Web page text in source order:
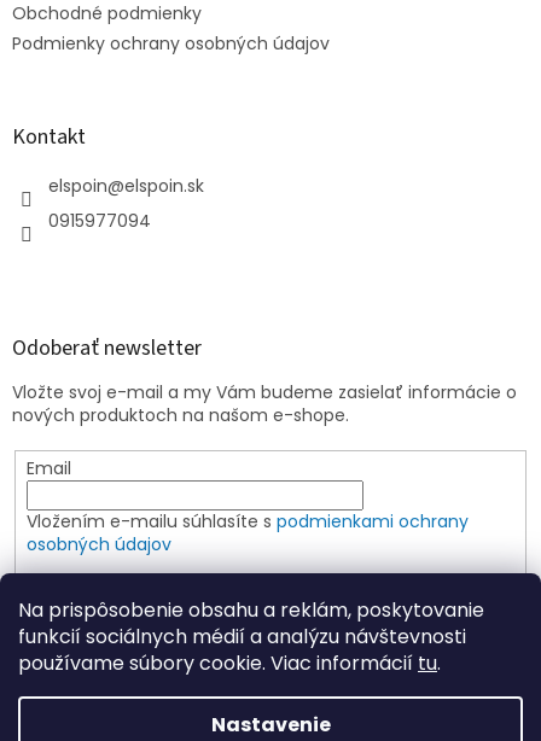
Na prispôsobenie obsahu a reklám, poskytovanie
funkcií sociálnych médií a analýzu návštevnosti
používame súbory cookie. Viac informácií tu.
Nastavenie
Obchodné podmienky
Podmienky ochrany osobných údajov
Kontakt
elspoin@elspoin.sk
0915977094
Odoberať newsletter
Vložte svoj e-mail a my Vám budeme zasielať informácie o
nových produktoch na našom e-shope.
Email
Vložením e-mailu súhlasíte s podmienkami ochrany
osobných údajov
PRIHLÁSIŤ SA